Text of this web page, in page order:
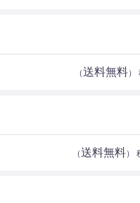
（送料無料）
（送料無料）